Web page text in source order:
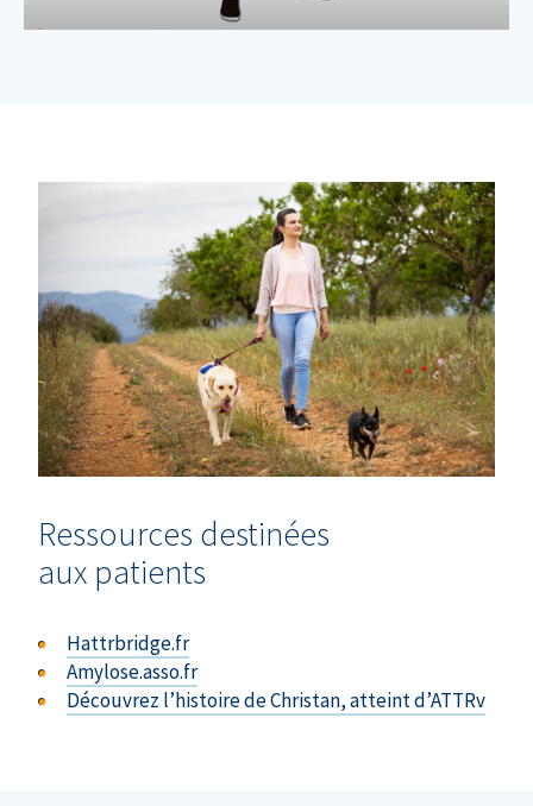
Ressources destinées
aux patients
Hattrbridge.fr
Amylose.asso.fr
Découvrez l’histoire de Christan, atteint d’ATTRv